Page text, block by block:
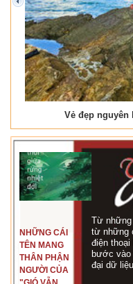
Vẻ đẹp nguyên
prev
NHỮNG CÁI
TÊN MANG
THÂN PHẬN
NGƯỜI CỦA
Từ
từ những
điện
bước
đại dữ